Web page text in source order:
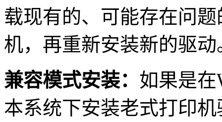
载现有的、可能存在问
机，再重新安装新的驱动
兼容模式安装： 如果是在
本系统下安装老式打印